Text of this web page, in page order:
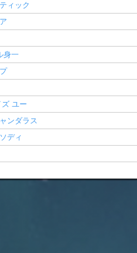
ィック
身一
ユー
ンダラス
ディ